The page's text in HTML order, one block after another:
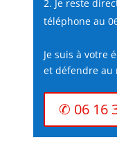
Je reste
téléphone au
Je suis à votre
et défendre au
✆ 06 16